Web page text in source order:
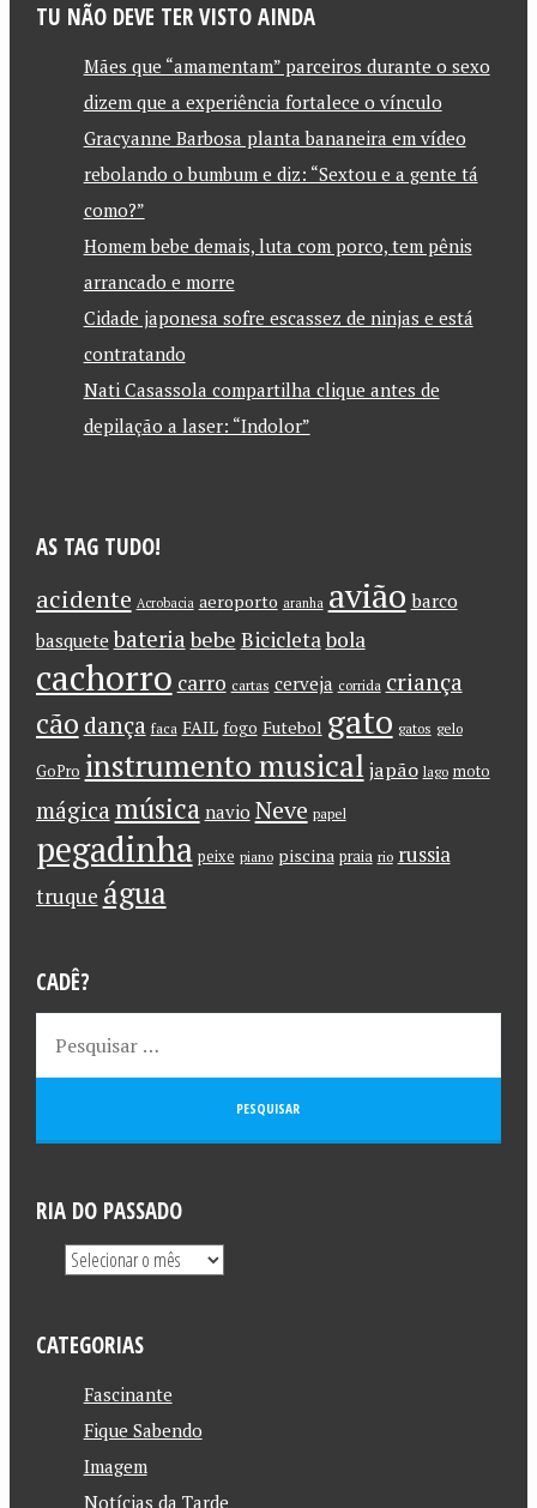
TU NÃO DEVE TER VISTO AINDA
Mães que “amamentam” parceiros durante o sexo
dizem que a experiência fortalece o vínculo
Gracyanne Barbosa planta bananeira em vídeo
rebolando o bumbum e diz: “Sextou e a gente tá
como?”
Homem bebe demais, luta com porco, tem pênis
arrancado e morre
Cidade japonesa sofre escassez de ninjas e está
contratando
Nati Casassola compartilha clique antes de
depilação a laser: “Indolor”
AS TAG TUDO!
acidente Acrobacia aeroporto aranha avião barco
basquete bateriabebe Bicicletabola
cachorro carro cartas cerveja corrida criança
cão dança faca FAIL fogo Futebol gato gatos gelo
GoPro instrumento musical japão lago moto
mágica música navio Neve papel
pegadinha peixe piano piscina praia rio russia
truque água
CADÊ?
RIA DO PASSADO
CATEGORIAS
Fascinante
Fique Sabendo
Imagem
Notícias da Tarde